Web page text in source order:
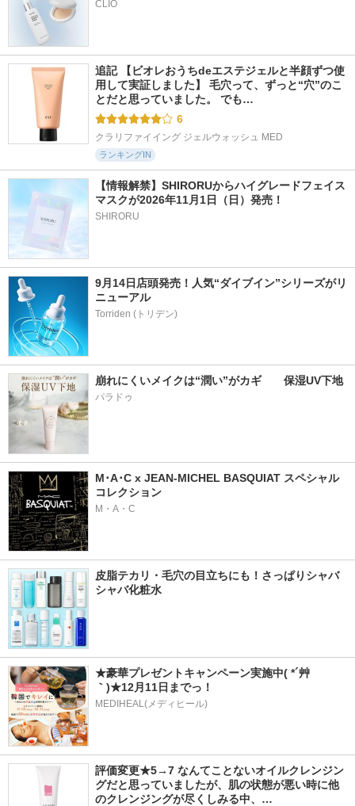
追記 【ビオレおうちdeエステジェルと半顔ずつ使
用して実証しました】 毛穴って、ずっと“穴”のこ
とだと思っていました。 でも…
6
クラリファイイング ジェルウォッシュ MED
ランキングIN
【情報解禁】SHIRORUからハイグレードフェイス
マスクが2026年11月1日（日）発売！
SHIRORU
9月14日店頭発売！人気“ダイブイン”シリーズがリ
ニューアル
崩れにくいメイクは“潤い”がカギ　　保湿UV下地
パラドゥ
M･A･C x JEAN-MICHEL BASQUIAT スペシャル
コレクション
M・A・C
皮脂テカリ・毛穴の目立ちにも！さっぱりシャバ
シャバ化粧水
★豪華プレゼントキャンペーン実施中( *´艸
｀)★12月11日までっ！
MEDIHEAL(メディヒール)
評価変更★5→7 なんてことないオイルクレンジン
グだと思っていましたが、肌の状態が悪い時に他
のクレンジングが尽くしみる中、…